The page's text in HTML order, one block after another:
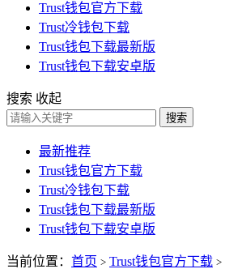
Trust钱包官方下载
Trust冷钱包下载
Trust钱包下载最新版
Trust钱包下载安卓版
搜索 收起
搜索
最新推荐
Trust钱包官方下载
Trust冷钱包下载
Trust钱包下载最新版
Trust钱包下载安卓版
当前位置： 首页 > Trust钱包官方下载 >